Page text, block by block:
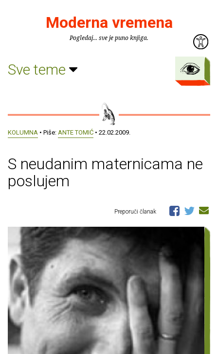
Moderna vremena
Pogledaj... sve je puno knjiga.
Sve teme
KOLUMNA • Piše: ANTE TOMIĆ • 22.02.2009.
S neudanim maternicama ne
poslujem
Preporuči članak